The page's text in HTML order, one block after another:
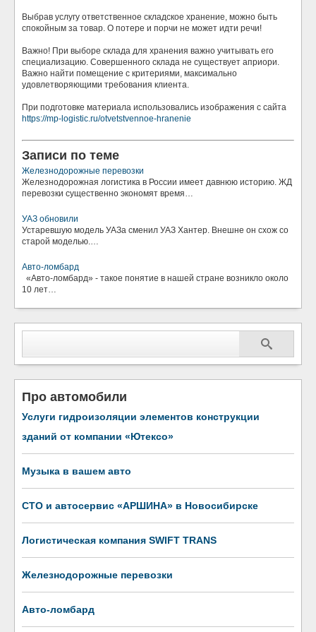
Выбрав услугу ответственное складское хранение, можно быть
спокойным за товар. О потере и порчи не может идти речи!
Важно! При выборе склада для хранения важно учитывать его
специализацию. Совершенного склада не существует априори.
Важно найти помещение с критериями, максимально
удовлетворяющими требования клиента.
При подготовке материала использовались изображения с сайта
https://mp-logistic.ru/otvetstvennoe-hranenie
Записи по теме
Железнодорожные перевозки
Железнодорожная логистика в России имеет давнюю историю. ЖД
перевозки существенно экономят время…
УАЗ обновили
Устаревшую модель УАЗа сменил УАЗ Хантер. Внешне он схож со
старой моделью.…
Авто-ломбард
«Авто-ломбард» - такое понятие в нашей стране возникло около
10 лет…
Про автомобили
Услуги гидроизоляции элементов конструкции
зданий от компании «Ютексо»
Музыка в вашем авто
СТО и автосервис «АРШИНА» в Новосибирске
Логистическая компания SWIFT TRANS
Железнодорожные перевозки
Авто-ломбард